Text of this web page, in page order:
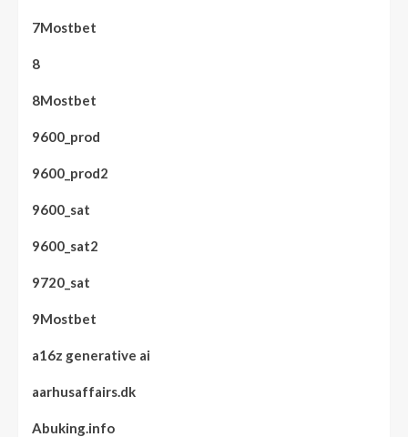
7Mostbet
8
8Mostbet
9600_prod
9600_prod2
9600_sat
9600_sat2
9720_sat
9Mostbet
a16z generative ai
aarhusaffairs.dk
Abuking.info